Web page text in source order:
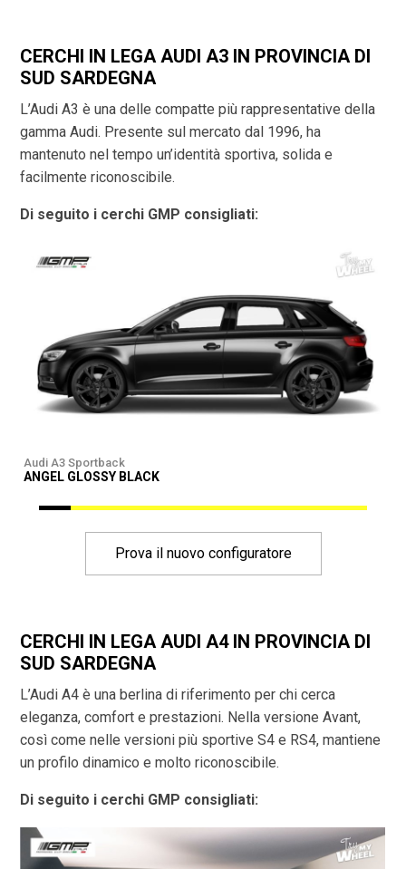
CERCHI IN LEGA AUDI A3 IN PROVINCIA DI
SUD SARDEGNA
L’Audi A3 è una delle compatte più rappresentative della
gamma Audi. Presente sul mercato dal 1996, ha
mantenuto nel tempo un’identità sportiva, solida e
facilmente riconoscibile.
Di seguito i cerchi GMP consigliati:
Audi A3 Sportback
ANGEL GLOSSY BLACK
Prova il nuovo configuratore
CERCHI IN LEGA AUDI A4 IN PROVINCIA DI
SUD SARDEGNA
L’Audi A4 è una berlina di riferimento per chi cerca
eleganza, comfort e prestazioni. Nella versione Avant,
così come nelle versioni più sportive S4 e RS4, mantiene
un profilo dinamico e molto riconoscibile.
Di seguito i cerchi GMP consigliati: